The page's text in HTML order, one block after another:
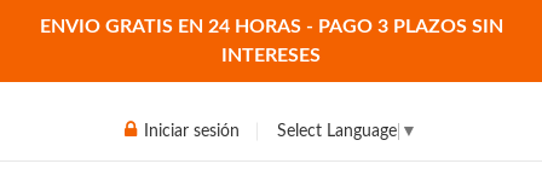
ENVIO GRATIS EN 24 HORAS - PAGO 3 PLAZOS SIN
INTERESES
Iniciar sesión Select Language ▼